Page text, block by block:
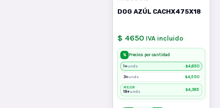
DOG AZÚL CACHX475X18
$ 4650 IVA incluido
% Precios por cantidad
1+unds $4,650
3+unds $4,550
MEJOR
18+unds $4,385